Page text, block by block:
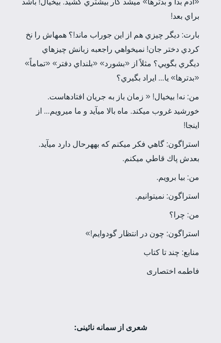
براي بعد!
بارت: ديگر چيزي هم از اين جوراب ماند!؟ همه­اش را نخ
كردي دختر جان! نمي­خواهي راجع­به زبانش چيزهاي
ديگري بگويي؟ مثلاً از «بشورد» «بلنداي دفتر» «تماماً»
«بدترها» يا… ايراد بگيري؟
من: نه! بي­خيال! « زمان باز به جريان افتاده­است.
خورشيد غروب مي­كند. ماه بالا مي­آيد و ما مي­رويم… از
اينجا!
استراگون: گاهي فكر مي­كنم كه به­هر­حال دارد مي­آيد.
بعدش پاك قاطي مي­كنم.
من: بيا برويم.
استراگون: نمي­توانيم.
من: چرا؟
استراگون: چون در انتظار گودو­ايم!»
منابع: چند تا كتاب
فاطمه اختصاری
شعری از سمانه نائینی: